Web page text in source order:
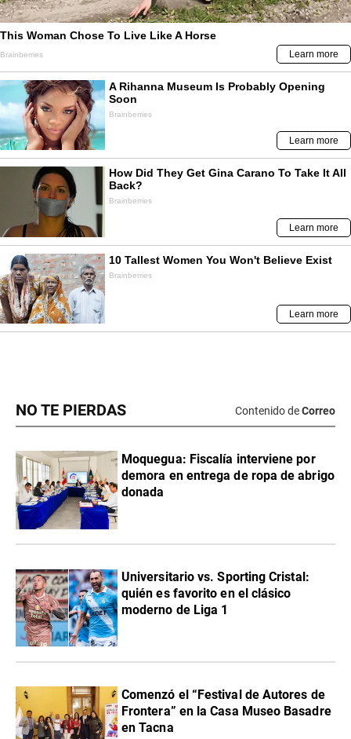
NO TE PIERDAS Contenido deCorreo
Moquegua: Fiscalía interviene por
demora en entrega de ropa de abrigo
donada
Universitario vs. Sporting Cristal:
quién es favorito en el clásico
moderno de Liga 1
Comenzó el “Festival de Autores de
Frontera” en la Casa Museo Basadre
en Tacna